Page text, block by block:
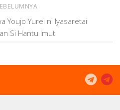
Youjo Yurei ni Iyasaretai
Si Hantu Imut